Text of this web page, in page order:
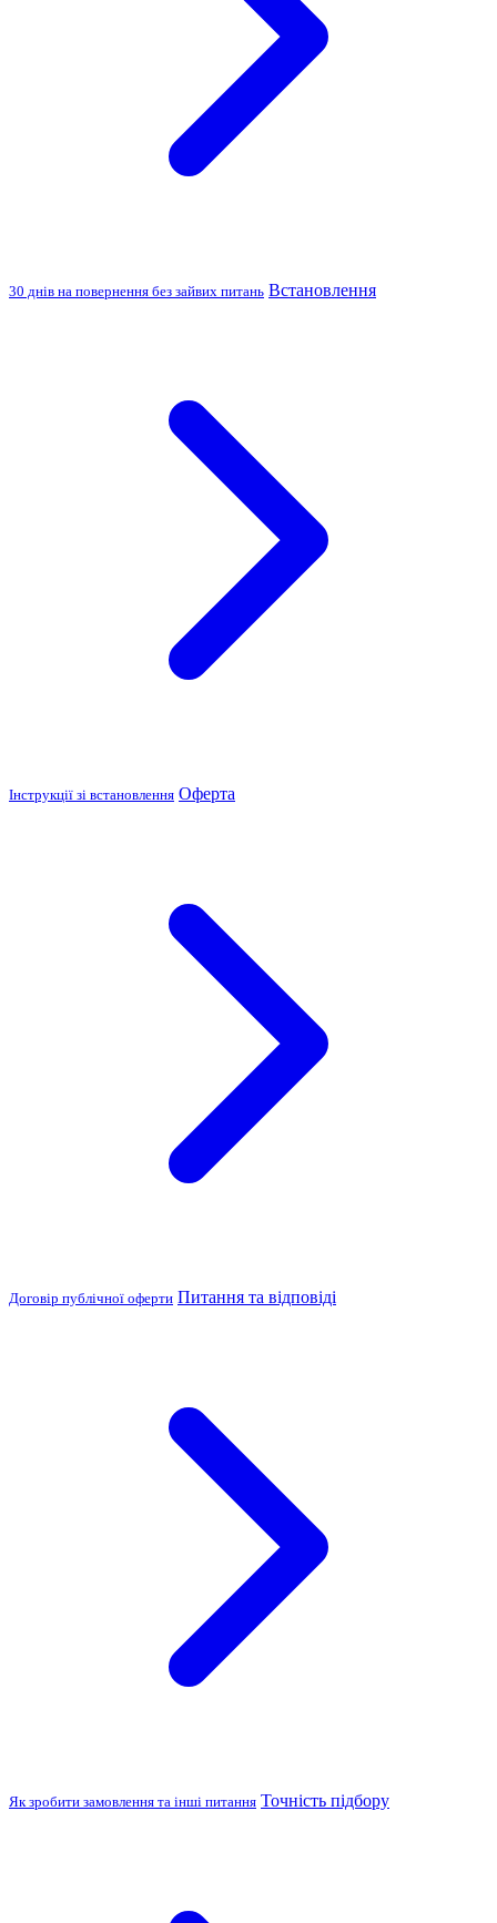
30 днів на повернення без зайвих питань Встановлення
Інструкції зі встановлення Оферта
Договір публічної оферти Питання та відповіді
Як зробити замовлення та інші питання Точність підбору